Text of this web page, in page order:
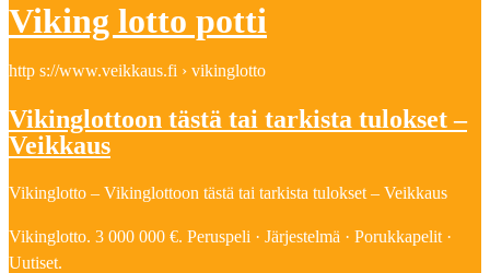
Viking lotto potti
http s://www.veikkaus.fi › vikinglotto
Vikinglottoon tästä tai tarkista tulokset –
Veikkaus
Vikinglotto – Vikinglottoon tästä tai tarkista tulokset – Veikkaus
Vikinglotto. 3 000 000 €. Peruspeli · Järjestelmä · Porukkapelit ·
Uutiset.